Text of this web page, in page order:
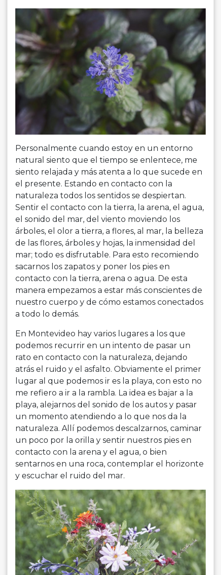
Personalmente cuando estoy en un entorno
natural siento que el tiempo se enlentece, me
siento relajada y más atenta a lo que sucede en
el presente. Estando en contacto con la
naturaleza todos los sentidos se despiertan.
Sentir el contacto con la tierra, la arena, el agua,
el sonido del mar, del viento moviendo los
árboles, el olor a tierra, a flores, al mar, la belleza
de las flores, árboles y hojas, la inmensidad del
mar; todo es disfrutable. Para esto recomiendo
sacarnos los zapatos y poner los pies en
contacto con la tierra, arena o agua. De esta
manera empezamos a estar más conscientes de
nuestro cuerpo y de cómo estamos conectados
a todo lo demás.
En Montevideo hay varios lugares a los que
podemos recurrir en un intento de pasar un
rato en contacto con la naturaleza, dejando
atrás el ruido y el asfalto. Obviamente el primer
lugar al que podemos ir es la playa, con esto no
me re­fiero a ir a la rambla. La idea es bajar a la
playa, alejarnos del sonido de los autos y pasar
un momento atendiendo a lo que nos da la
naturaleza. Allí podemos descalzarnos, caminar
un poco por la orilla y sentir nuestros pies en
contacto con la arena y el agua, o bien
sentarnos en una roca, contemplar el horizonte
y escuchar el ruido del mar.